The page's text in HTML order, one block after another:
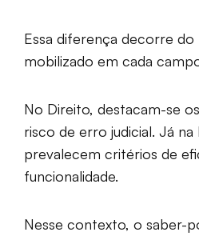
Essa diferença decorre
mobilizado em cada
No Direito, destacam-se
risco de erro judicial. Já na
prevalecem critérios de
funcionalidade.
Nesse contexto, o saber-